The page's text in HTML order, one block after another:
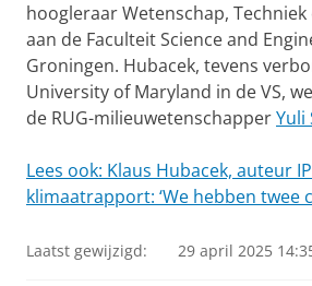
hoogleraar Wetenschap,
aan de Faculteit Science and
Groningen. Hubacek, tevens
University of Maryland in de VS,
de RUG-milieuwetenschapperYuli
Lees ook: Klaus Hubacek, auteur
klimaatrapport: ‘We hebben twee
Laatst gewijzigd: 29 april 2025